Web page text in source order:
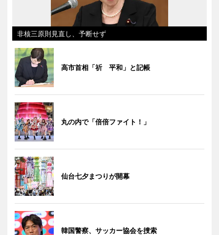
非核三原則見直し、予断せず
高市首相「祈 平和」と記帳
丸の内で「倍倍ファイト！」
仙台七夕まつりが開幕
韓国警察、サッカー協会を捜索